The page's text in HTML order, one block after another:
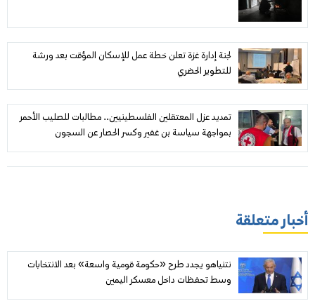
لجنة إدارة غزة تعلن خطة عمل للإسكان المؤقت بعد ورشة
للتطوير الحضري
تمديد عزل المعتقلين الفلسطينيين.. مطالبات للصليب الأحمر
بمواجهة سياسة بن غفير وكسر الحصار عن السجون
أخبار متعلقة
نتنياهو يجدد طرح «حكومة قومية واسعة» بعد الانتخابات
وسط تحفظات داخل معسكر اليمين